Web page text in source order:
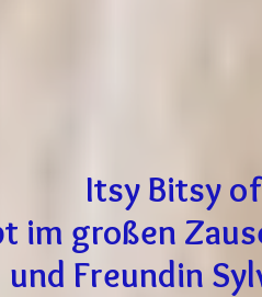
Itsy Bitsy
im großen
und Freundin